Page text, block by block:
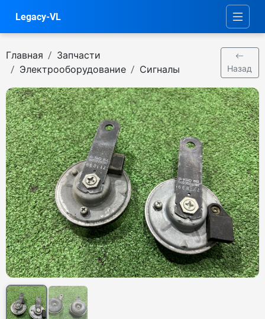
Legacy-VL
Главная
Запчасти
Электрооборудование
Сигналы Назад